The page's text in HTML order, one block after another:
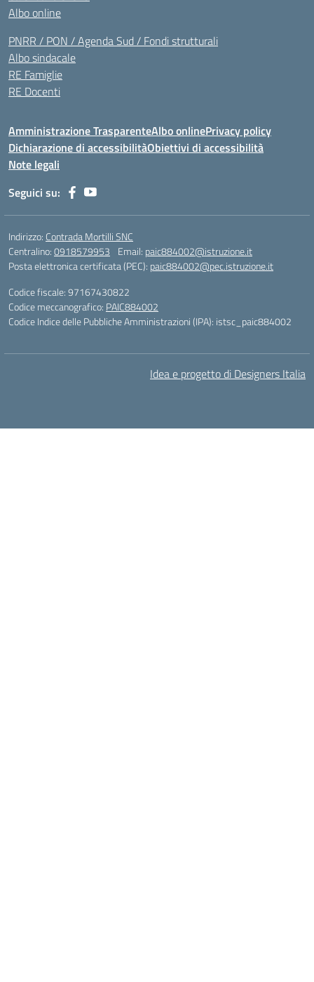
Albo online
PNRR / PON / Agenda Sud / Fondi strutturali
Albo sindacale
RE Famiglie
RE Docenti
Amministrazione TrasparenteAlbo onlinePrivacy policy
Dichiarazione di accessibilitàObiettivi di accessibilità
Note legali
Seguici su:
Indirizzo: Contrada Mortilli SNC
Centralino:0918579953 Email: paic884002@istruzione.it
Posta elettronica certificata (PEC): paic884002@pec.istruzione.it
Codice fiscale: 97167430822
Codice meccanografico: PAIC884002
Codice Indice delle Pubbliche Amministrazioni (IPA): istsc_paic884002
Idea e progetto di Designers Italia